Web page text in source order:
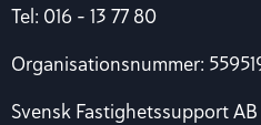
Tel: 016 – 13 77 80
Organisationsnummer:
Svensk Fastighetssupport